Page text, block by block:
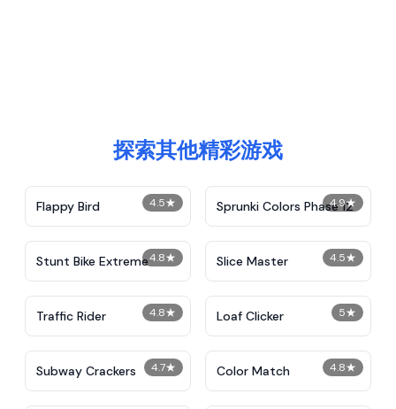
探索其他精彩游戏
4.5★
Flappy Bird 4.9★
Sprunki Colors Phase 12
4.8★
Stunt Bike Extreme 4.5★
Slice Master
4.8★
Traffic Rider 5★
Loaf Clicker
4.7★
Subway Crackers 4.8★
Color Match